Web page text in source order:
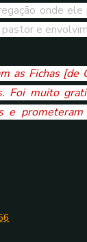
onde
e
as Fichas [de
Foi muito
e